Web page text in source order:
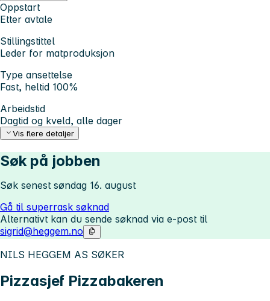
Oppstart
Etter avtale
Stillingstittel
Leder for matproduksjon
Type ansettelse
Fast, heltid 100%
Arbeidstid
Dagtid og kveld, alle dager
Vis flere detaljer
Søk på jobben
Søk senest søndag 16. august
Gå til superrask søknad
Alternativt kan du sende søknad via e-post til
sigrid@heggem.no
NILS HEGGEM AS SØKER
Pizzasjef Pizzabakeren